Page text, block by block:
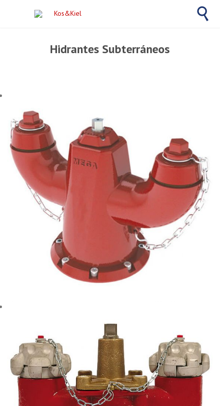

Hidrantes Subterráneos